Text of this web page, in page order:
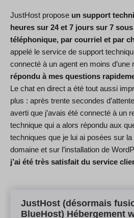
JustHost propose un support
heures sur 24 et 7 jours sur 7
téléphonique, par courriel et par
appelé le service de support
connecté à un agent en moins d’une
répondu à mes questions
Le chat en direct a été tout aussi
plus : après trente secondes
averti que j’avais été connecté à un
technique qui a alors répondu aux
techniques que je lui ai posées sur
domaine et sur l’installation de
j’ai été très satisfait du service
JustHost (désormais
BlueHost) Hébergement